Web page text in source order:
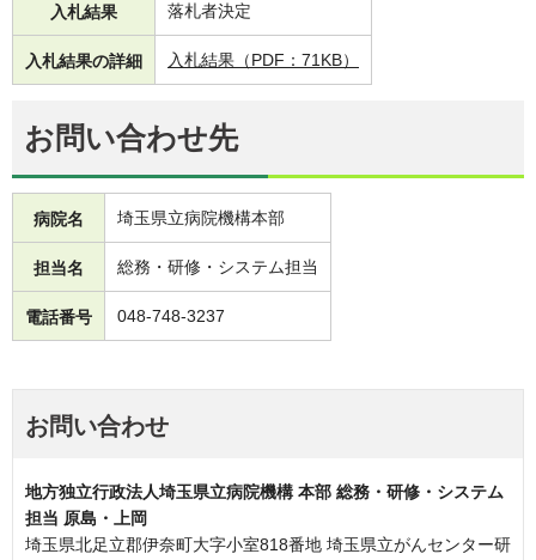
入札結果 落札者決定
入札結果の詳細 入札結果（PDF：71KB）
お問い合わせ先
病院名 埼玉県立病院機構本部
担当名 総務・研修・システム担当
電話番号 048-748-3237
お問い合わせ
地方独立行政法人埼玉県立病院機構 本部 総務・研修・システム
担当 原島・上岡
埼玉県北足立郡伊奈町大字小室818番地 埼玉県立がんセンター研